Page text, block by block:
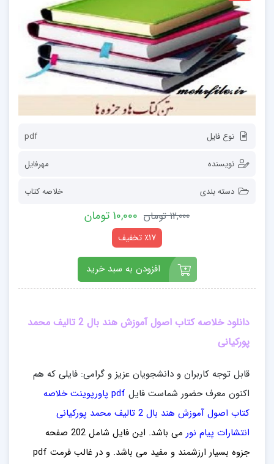
نوع فایل pdf
نویسنده مهرفایل
دسته بندی خلاصه کتاب
12,000 تومان 10,000 تومان
٪17 تخفیف
افزودن به سبد خرید
دانلود خلاصه کتاب اصول آموزش هند بال 2 تالیف محمد
پورکيانی
قابل توجه کاربران و دانشجویان عزیز و گرامی: فایلی که هم
اکنون معرف حضور شماست فایل
pdf پاورپوینت خلاصه
کتاب اصول آموزش هند بال 2 تالیف محمد پورکيانی
انتشارات پیام نور
می باشد. این فایل شامل 202 صفحه
جزوه
بسیار ارزشمند و مفید می باشد. و در غالب فرمت pdf